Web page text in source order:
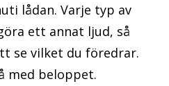
lådan. Varje typ av
ett annat ljud, så
se vilket du föredrar.
med beloppet.